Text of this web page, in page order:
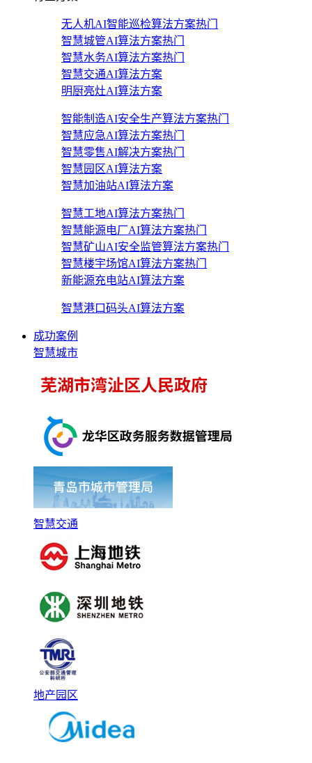
无人机AI智能巡检算法方案热门
智慧城管AI算法方案热门
智慧水务AI算法方案热门
智慧交通AI算法方案
明厨亮灶AI算法方案
智能制造AI安全生产算法方案热门
智慧应急AI算法方案热门
智慧零售AI解决方案热门
智慧园区AI算法方案
智慧加油站AI算法方案
智慧工地AI算法方案热门
智慧能源电厂AI算法方案热门
智慧矿山AI安全监管算法方案热门
智慧楼宇场馆AI算法方案热门
新能源充电站AI算法方案
智慧港口码头AI算法方案
成功案例
智慧城市
智慧交通
地产园区